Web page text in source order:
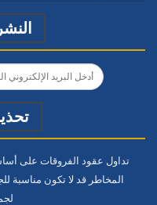
تداول عقود الفروقات على
المخاطر قد لا تكون مناسبة